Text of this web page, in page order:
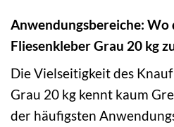
Anwendungsbereiche: Wo
Fliesenkleber Grau 20 kg
Die Vielseitigkeit des
Grau 20 kg kennt kaum
der häufigsten